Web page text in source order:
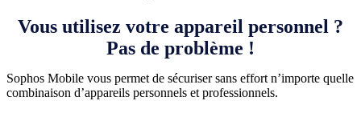
Vous utilisez votre appareil personnel ?
Pas de problème !
Sophos Mobile vous permet de sécuriser sans effort n’importe quelle
combinaison d’appareils personnels et professionnels.